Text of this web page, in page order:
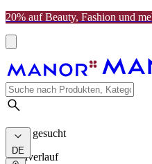
20% auf Beauty, Fashion und
Meist gesucht
Suchverlauf
DE